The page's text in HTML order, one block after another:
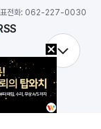
전화: 062-227-0030